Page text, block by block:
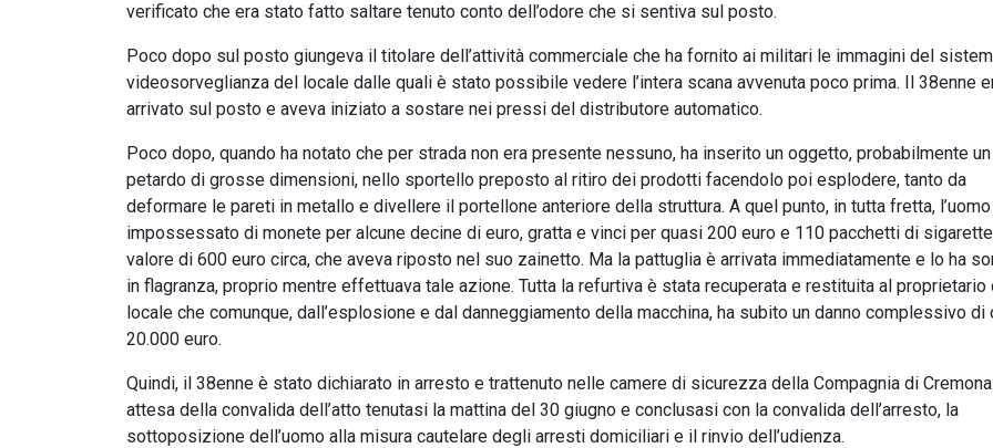
verificato che era stato fatto saltare tenuto conto dell’odore che si sentiva sul posto.
Poco dopo sul posto giungeva il titolare dell’attività commerciale che ha fornito ai militari le immagini del
videosorveglianza del locale dalle quali è stato possibile vedere l’intera scana avvenuta poco prima. Il 38enne
arrivato sul posto e aveva iniziato a sostare nei pressi del distributore automatico.
Poco dopo, quando ha notato che per strada non era presente nessuno, ha inserito un oggetto, probabilmente un
petardo di grosse dimensioni, nello sportello preposto al ritiro dei prodotti facendolo poi esplodere, tanto da
deformare le pareti in metallo e divellere il portellone anteriore della struttura. A quel punto, in tutta fretta,
impossessato di monete per alcune decine di euro, gratta e vinci per quasi 200 euro e 110 pacchetti di
valore di 600 euro circa, che aveva riposto nel suo zainetto. Ma la pattuglia è arrivata immediatamente e lo ha
in flagranza, proprio mentre effettuava tale azione. Tutta la refurtiva è stata recuperata e restituita al proprietario
locale che comunque, dall’esplosione e dal danneggiamento della macchina, ha subito un danno complessivo di
20.000 euro.
Quindi, il 38enne è stato dichiarato in arresto e trattenuto nelle camere di sicurezza della Compagnia di
attesa della convalida dell’atto tenutasi la mattina del 30 giugno e conclusasi con la convalida dell’arresto, la
sottoposizione dell’uomo alla misura cautelare degli arresti domiciliari e il rinvio dell’udienza.